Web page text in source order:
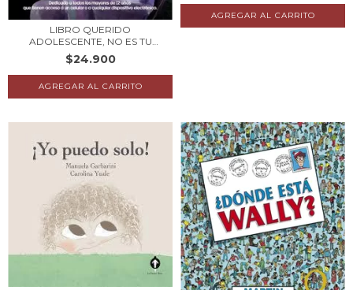
LIBRO QUERIDO
ADOLESCENTE, NO ES TU
CULP...
$24.900